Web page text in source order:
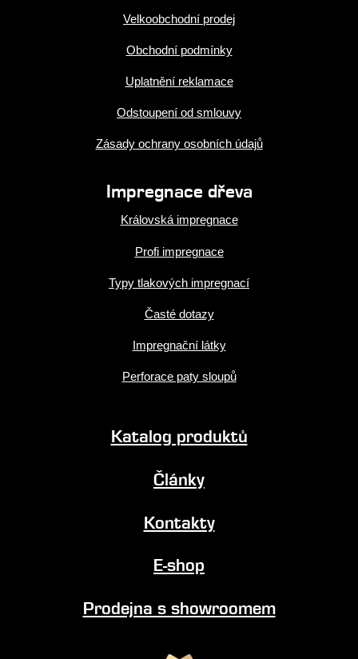
Velkoobchodní prodej
Obchodní podmínky
Uplatnění reklamace
Odstoupení od smlouvy
Zásady ochrany osobních údajů
Impregnace dřeva
Královská impregnace
Profi impregnace
Typy tlakových impregnací
Časté dotazy
Impregnační látky
Perforace paty sloupů
Katalog produktů
Články
Kontakty
E-shop
Prodejna s showroomem